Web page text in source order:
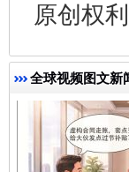
原创权
全球视频图文新